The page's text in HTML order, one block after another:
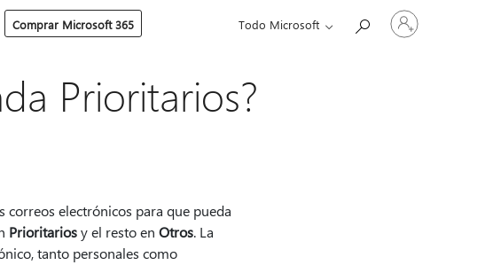
Comprar Microsoft 365 Todo Microsoft
Iniciar
sesión
Prioritarios?
electrónicos para que pueda
Prioritariosy el resto en Otros. La
tanto personales como